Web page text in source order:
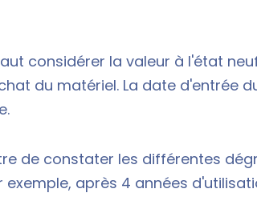
considérer la valeur à l'état
du matériel. La date d'entrée
de constater les différentes
après 4 années